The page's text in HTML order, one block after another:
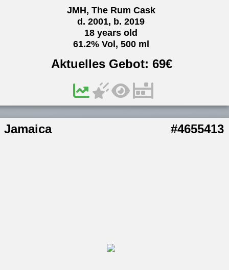
JMH, The Rum Cask
d. 2001, b. 2019
18 years old
61.2% Vol, 500 ml
Aktuelles Gebot:69€
Jamaica #4655413